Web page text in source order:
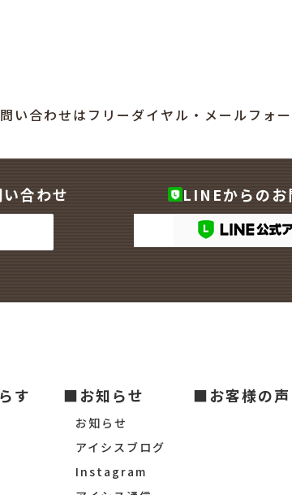
い合わせはフリーダイヤル・メールフォ
合わせ LINEからのお
す ■お知らせ
お知らせ
アイシスブログ
Instagram
■お客様の声